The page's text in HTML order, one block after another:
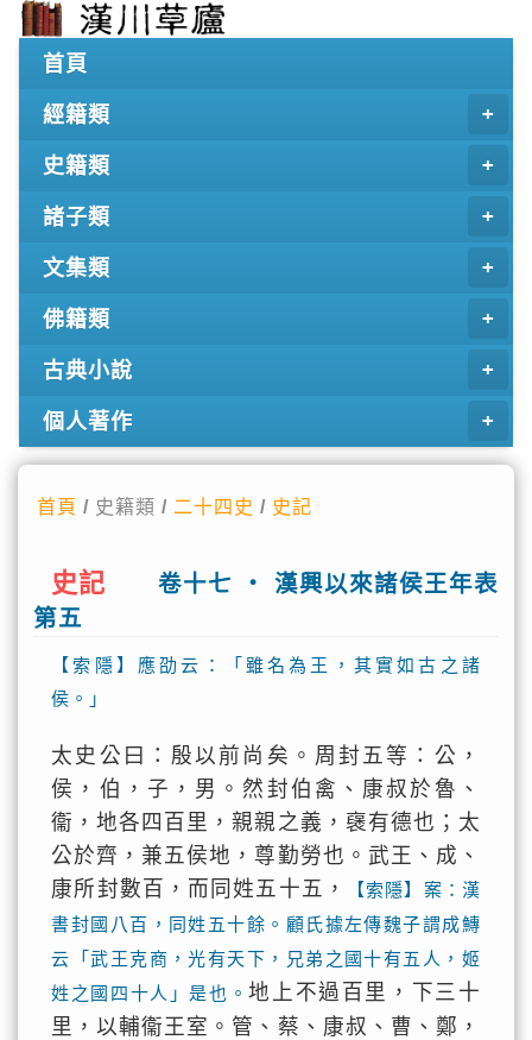
首頁
經籍類
史籍類
諸子類
文集類
佛籍類
古典小說
個人著作
首頁 / 史籍類 / 二十四史 / 史記
史記
卷十七 ‧ 漢興以來諸侯王年表
第五
【索隱】應劭云：「雖名為王，其實如古之諸
侯。」
太史公曰：殷以前尚矣。周封五等：公，
侯，伯，子，男。然封伯禽、康叔於魯、
衞，地各四百里，親親之義，襃有德也；太
公於齊，兼五侯地，尊勤勞也。武王、成、
康所封數百，而同姓五十五，
【索隱】案：漢
書封國八百，同姓五十餘。顧氏據左傳魏子謂成鱄
云「武王克商，光有天下，兄弟之國十有五人，姬
姓之國四十人」是也。地上不過百里，下三十
里，以輔衞王室。管、蔡、康叔、曹、鄭，